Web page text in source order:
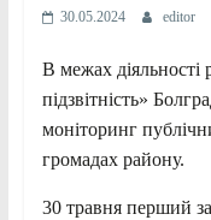
30.05.2024 editor
В межах діяльності
підзвітність»
моніторинг
громадах району.
30 травня перший